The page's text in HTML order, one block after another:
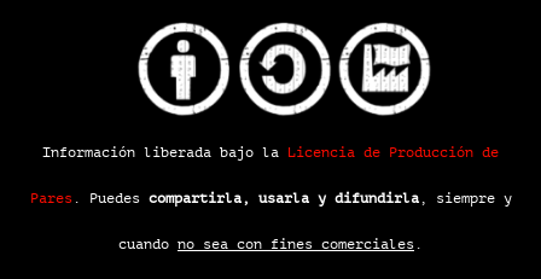
Información liberada bajo la Licencia de Producción de
Pares. Puedes compartirla, usarla y difundirla, siempre y
cuando no sea con fines comerciales .